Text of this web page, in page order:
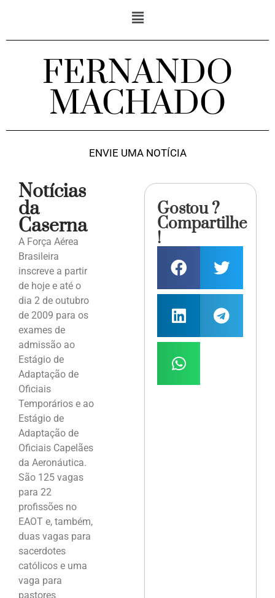
FERNANDO
MACHADO
ENVIE UMA NOTÍCIA
Notícias
da
Caserna
A Força Aérea
Brasileira
inscreve a partir
de hoje e até o
dia 2 de outubro
de 2009 para os
exames de
admissão ao
Estágio de
Adaptação de
Oficiais
Temporários e ao
Estágio de
Adaptação de
Oficiais Capelães
da Aeronáutica.
São 125 vagas
para 22
profissões no
EAOT e, também,
duas vagas para
sacerdotes
católicos e uma
vaga para
pastores
Gostou ?
Compartilhe
!